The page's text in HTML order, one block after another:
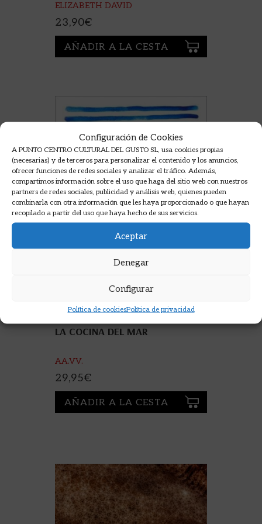
Configuración de Cookies
A PUNTO CENTRO CULTURAL DEL GUSTO SL, usa cookies propias
(necesarias) y de terceros para personalizar el contenido y los anuncios,
ofrecer funciones de redes sociales y analizar el tráfico. Además,
compartimos información sobre el uso que haga del sitio web con nuestros
partners de redes sociales, publicidad y análisis web, quienes pueden
combinarla con otra información que les haya proporcionado o que hayan
recopilado a partir del uso que haya hecho de sus servicios.
Aceptar
Denegar
Configurar
Política de cookiesPolítica de privacidad
ELIZABETH DAVID
23,90€
AÑADIR A LA CESTA
LA COCINA DEL MAR
AA.VV.
29,95€
AÑADIR A LA CESTA